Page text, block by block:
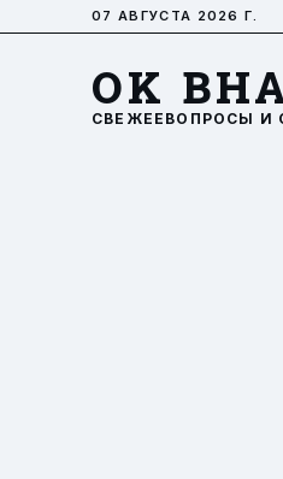
07 АВГУСТА 2026 Г.
OK
СВЕЖЕЕ ВОПРОСЫ И